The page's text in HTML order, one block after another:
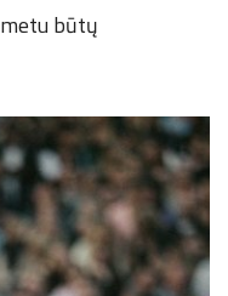
būtų